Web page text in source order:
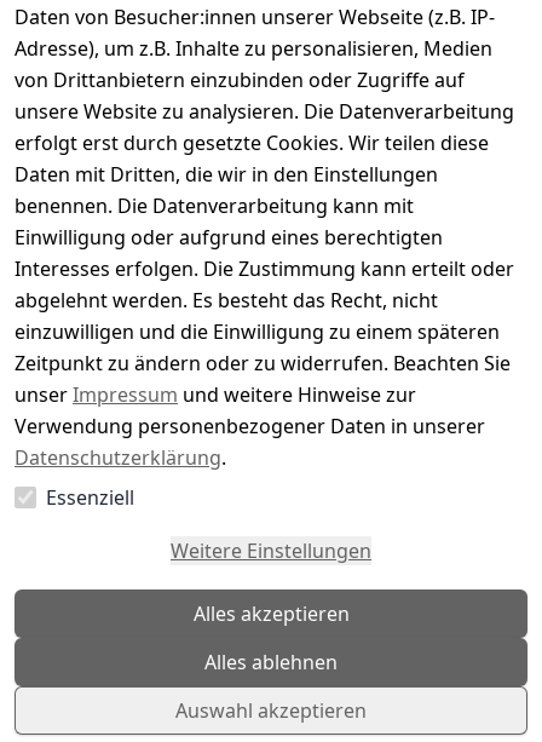
Durchschnittliche Bewertung
0
Basierend auf 0 Bewertung(en)
Bewertung abgeben
( 0 )
4
( 0 )
3
( 0 )
2
( 0 )
1
( 0 )
Es hat noch niemand eine Bewertung für diesen
Artikel abgegeben
Daten von Besucher:innen unserer Webseite (z.B. IP-
Adresse), um z.B. Inhalte zu personalisieren, Medien
von Drittanbietern einzubinden oder Zugriffe auf
unsere Website zu analysieren. Die Datenverarbeitung
erfolgt erst durch gesetzte Cookies. Wir teilen diese
Daten mit Dritten, die wir in den Einstellungen
benennen. Die Datenverarbeitung kann mit
Einwilligung oder aufgrund eines berechtigten
Interesses erfolgen. Die Zustimmung kann erteilt oder
abgelehnt werden. Es besteht das Recht, nicht
einzuwilligen und die Einwilligung zu einem späteren
Zeitpunkt zu ändern oder zu widerrufen. Beachten Sie
unserImpressum und weitere Hinweise zur
Verwendung personenbezogener Daten in unserer
Datenschutzerklärung.
Essenziell
Weitere Einstellungen
Alles akzeptieren
Alles ablehnen
Auswahl akzeptieren